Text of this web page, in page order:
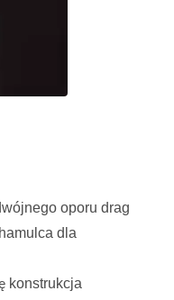
oporu drag
dla
konstrukcja